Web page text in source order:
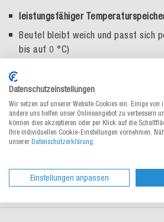
leistungsfähiger
Beutel bleibt weich und passt sich
bis auf 0 °C)
wiederverwendbar
wasserbasierendes Kühlmittel,
geliefert in luftdurchlässigen Kartons
Zur Bestelltabelle ↑ Beratung
Datenschutzeinstellungen
Wir setzen auf unserer Website Cookies ein. Einige
andere uns helfen unser Onlineangebot zu verbessern
können dies akzeptieren oder per Klick auf die
Ihre individuellen Cookie-Einstellungen vornehmen.
unserer Datenschutzerklärung
Einstellungen anpassen